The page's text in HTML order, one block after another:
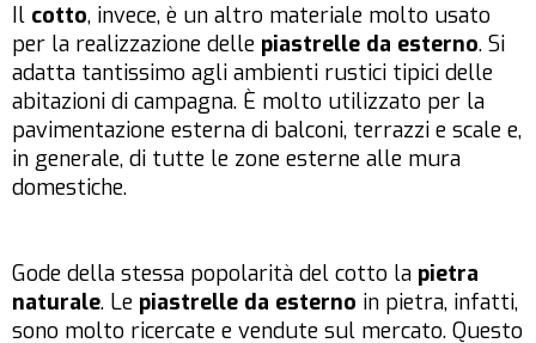
Il cotto, invece, è un altro materiale molto usato
per la realizzazione delle piastrelle da esterno. Si
adatta tantissimo agli ambienti rustici tipici delle
abitazioni di campagna. È molto utilizzato per la
pavimentazione esterna di balconi, terrazzi e scale e,
in generale, di tutte le zone esterne alle mura
domestiche.
Gode della stessa popolarità del cotto la pietra
naturale. Le piastrelle da esterno in pietra, infatti,
sono molto ricercate e vendute sul mercato. Questo